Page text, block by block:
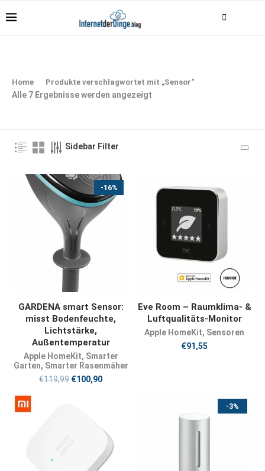
Home Produkte verschlagwortet mit „Sensor“
Alle 7 Ergebnisse werden angezeigt
Sidebar Filter
-16%
JETZT KAUFEN
GARDENA smart Sensor:
misst Bodenfeuchte,
Lichtstärke,
Außentemperatur
Apple HomeKit, Smarter
Garten, Smarter Rasenmäher
€119,99 €100,90
JETZT KAUFEN
Eve Room – Raumklima- &
Luftqualitäts-Monitor
Apple HomeKit, Sensoren
€91,55
-3%